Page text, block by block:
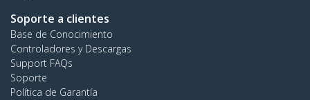
Soporte a clientes
Base de Conocimiento
Controladores y Descargas
Support FAQs
Soporte
Política de Garantía